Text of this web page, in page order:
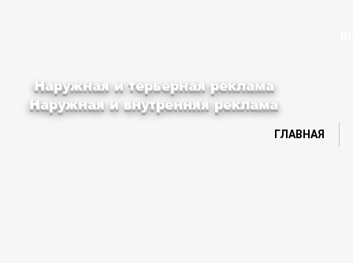
Наружная и терьерная реклама
Наружная и внутренняя реклама
ГЛАВНАЯ